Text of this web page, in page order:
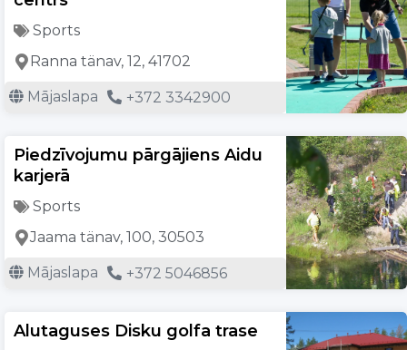
Sports
Ranna tänav, 12, 41702
Mājaslapa +372 3342900
Piedzīvojumu pārgājiens Aidu
karjerā
Sports
Jaama tänav, 100, 30503
Mājaslapa +372 5046856
Alutaguses Disku golfa trase